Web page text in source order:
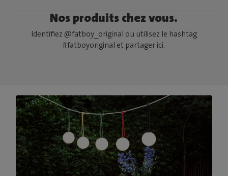
Nos produits chez vous.
Identifiez @fatboy_original ou utilisez le hashtag
#fatboyoriginal et partager ici.